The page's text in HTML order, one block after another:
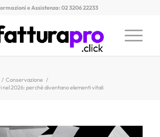
e Assistenza: 02 3206 22233
/ Conservazione /
2026: perché diventano elementi vitali